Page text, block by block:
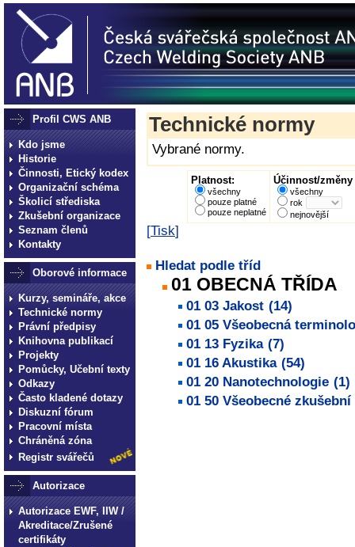
Profil CWS ANB
Kdo jsme
Historie
Činnosti, Etický kodex
Organizační schéma
Školicí střediska
Zkušební organizace
Seznam členů
Kontakty
Oborové informace
Kurzy, semináře, akce
Technické normy
Právní předpisy
Knihovna publikací
Projekty
Pomůcky, Učební texty
Odkazy
Často kladené dotazy
Diskuzní fórum
Pracovní místa
Chráněná zóna
Registr svářečů
Autorizace
Autorizace EWF, IIW /
Akreditace/Zrušené
certifikáty
Technické normy
Vybrané normy.
Platnost:
všechny
pouze platné
pouze neplatné
Účinnost/změny
všechny
rok
nejnovější
[Tisk]
Hledat podle tříd
01 OBECNÁ TŘÍDA
01 03 Jakost (14)
01 05 Všeobecná
01 13 Fyzika (7)
01 16 Akustika (54)
01 20 Nanotechnologie (1)
01 50 Všeobecné